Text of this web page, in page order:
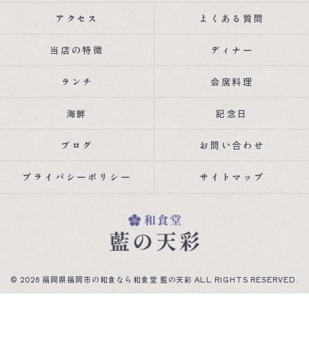
アクセス よくある質問
当店の特徴 ディナー
ランチ 会席料理
海鮮 記念日
ブログ お問い合わせ
プライバシーポリシー サイトマップ
© 2026 福岡県福岡市の和食なら和食堂 藍の天彩 ALL RIGHTS RESERVED.